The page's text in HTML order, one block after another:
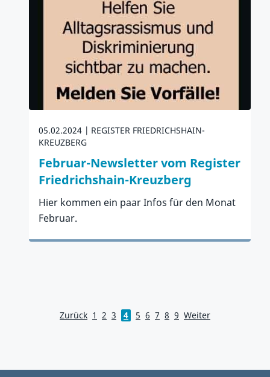
05.02.2024
REGISTER FRIEDRICHSHAIN-
KREUZBERG
Februar-Newsletter vom Register
Friedrichshain-Kreuzberg
Hier kommen ein paar Infos für den Monat
Februar.
Zum Artikel
Zurück 1 2 3 4 5 6 7 8 9 Weiter